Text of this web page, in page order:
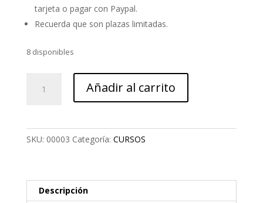
tarjeta o pagar con Paypal.
Recuerda que son plazas limitadas.
8 disponibles
Añadir al carrito
SKU: 00003 Categoría: CURSOS
Descripción